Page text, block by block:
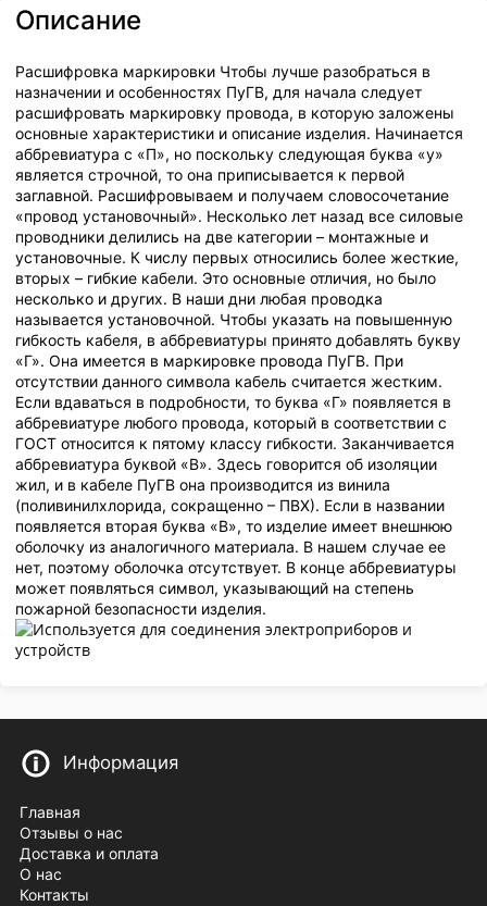
Описание
Расшифровка маркировки Чтобы лучше разобраться в
назначении и особенностях ПуГВ, для начала следует
расшифровать маркировку провода, в которую заложены
основные характеристики и описание изделия. Начинается
аббревиатура с «П», но поскольку следующая буква «у»
является строчной, то она приписывается к первой
заглавной. Расшифровываем и получаем словосочетание
«провод установочный». Несколько лет назад все силовые
проводники делились на две категории – монтажные и
установочные. К числу первых относились более жесткие,
вторых – гибкие кабели. Это основные отличия, но было
несколько и других. В наши дни любая проводка
называется установочной. Чтобы указать на повышенную
гибкость кабеля, в аббревиатуры принято добавлять букву
«Г». Она имеется в маркировке провода ПуГВ. При
отсутствии данного символа кабель считается жестким.
Если вдаваться в подробности, то буква «Г» появляется в
аббревиатуре любого провода, который в соответствии с
ГОСТ относится к пятому классу гибкости. Заканчивается
аббревиатура буквой «В». Здесь говорится об изоляции
жил, и в кабеле ПуГВ она производится из винила
(поливинилхлорида, сокращенно – ПВХ). Если в названии
появляется вторая буква «В», то изделие имеет внешнюю
оболочку из аналогичного материала. В нашем случае ее
нет, поэтому оболочка отсутствует. В конце аббревиатуры
может появляться символ, указывающий на степень
пожарной безопасности изделия.
Информация
Главная
Отзывы о нас
Доставка и оплата
О нас
Контакты